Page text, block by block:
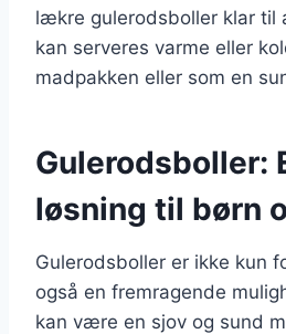
lækre gulerodsboller klar til
kan serveres varme eller
madpakken eller som en
Gulerodsboller:
løsning til børn
Gulerodsboller er ikke kun
også en fremragende
kan være en sjov og sund